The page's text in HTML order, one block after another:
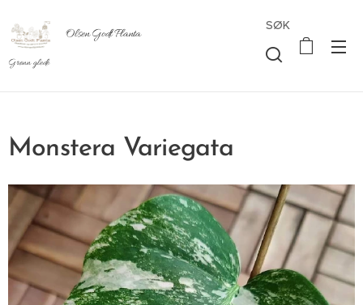
Olsen Godt Planta
Grønn glede
SØK
Monstera Variegata